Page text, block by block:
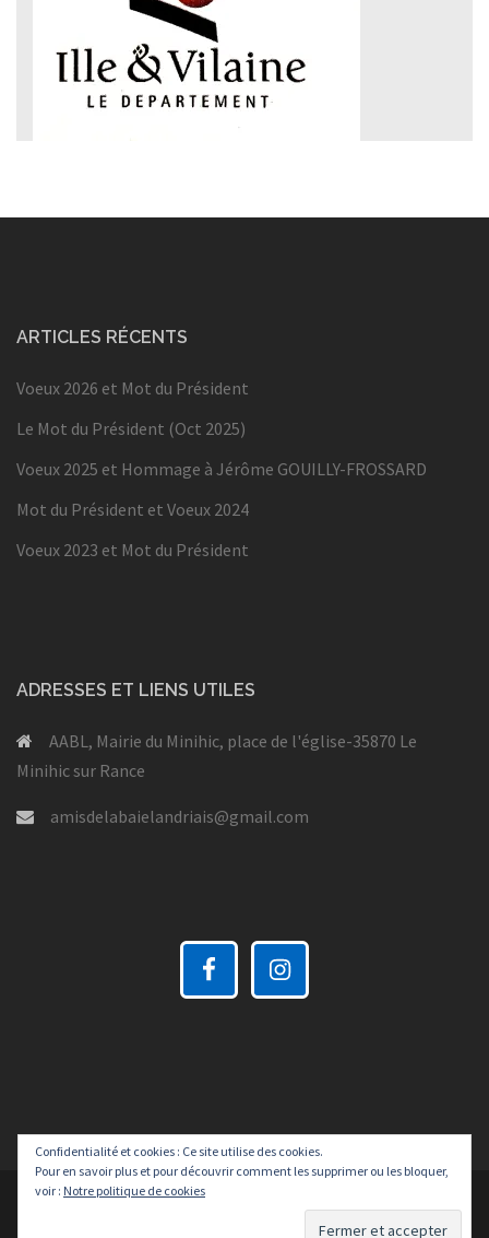
ARTICLES RÉCENTS
Voeux 2026 et Mot du Président
Le Mot du Président (Oct 2025)
Voeux 2025 et Hommage à Jérôme GOUILLY-FROSSARD
Mot du Président et Voeux 2024
Voeux 2023 et Mot du Président
ADRESSES ET LIENS UTILES
AABL, Mairie du Minihic, place de l'église-35870 Le
Minihic sur Rance
amisdelabaielandriais@gmail.com
Fièrement propulsé par WordPress Thème :Sydneypar
Confidentialité et cookies : Ce site utilise des cookies.
Pour en savoir plus et pour découvrir comment les supprimer ou les bloquer,
voir : Notre politique de cookies